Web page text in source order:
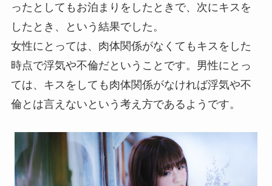
ったとしてもお泊まりをしたときで、次にキスを
したとき、という結果でした。
女性にとっては、肉体関係がなくてもキスをした
時点で浮気や不倫だということです。男性にとっ
ては、キスをしても肉体関係がなければ浮気や不
倫とは言えないという考え方であるようです。